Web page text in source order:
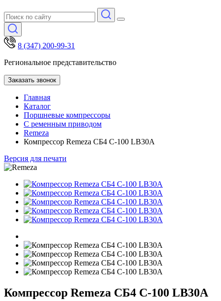
8 (347) 200-99-31
Региональное представительство
Заказать звонок
Главная
Каталог
Поршневые компрессоры
С ременным приводом
Remeza
Компрессор Remeza СБ4 С-100 LB30A
Версия для печати
Компрессор Remeza СБ4 С-100 LB30A